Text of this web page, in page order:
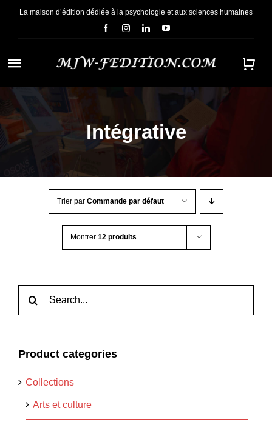
PasserLa maison d’édition dédiée à la psychologie et aux sciences humaines
Navigation
à
bascule
ACCUEIL
NOUS CONNAÎTRE
CONTACT
Intégrative
Trier par Commande par défaut
Montrer 12 produits
Product categories
Collections
Arts et culture